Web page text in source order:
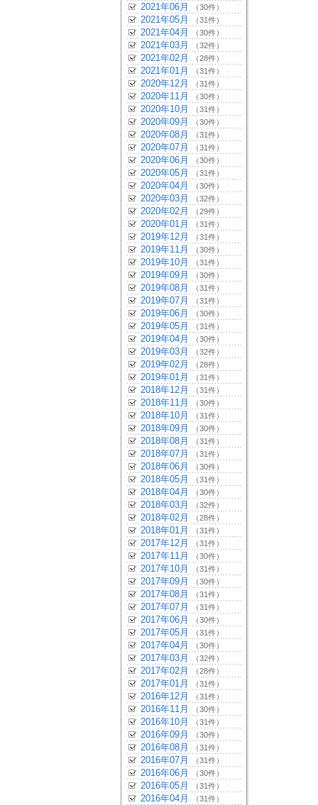
2021年06月 （30件）
2021年05月 （31件）
2021年04月 （30件）
2021年03月 （32件）
2021年02月 （28件）
2021年01月 （31件）
2020年12月 （31件）
2020年11月 （30件）
2020年10月 （31件）
2020年09月 （30件）
2020年08月 （31件）
2020年07月 （31件）
2020年06月 （30件）
2020年05月 （31件）
2020年04月 （30件）
2020年03月 （32件）
2020年02月 （29件）
2020年01月 （31件）
2019年12月 （31件）
2019年11月 （30件）
2019年10月 （31件）
2019年09月 （30件）
2019年08月 （31件）
2019年07月 （31件）
2019年06月 （30件）
2019年05月 （31件）
2019年04月 （30件）
2019年03月 （32件）
2019年02月 （28件）
2019年01月 （31件）
2018年12月 （31件）
2018年11月 （30件）
2018年10月 （31件）
2018年09月 （30件）
2018年08月 （31件）
2018年07月 （31件）
2018年06月 （30件）
2018年05月 （31件）
2018年04月 （30件）
2018年03月 （32件）
2018年02月 （28件）
2018年01月 （31件）
2017年12月 （31件）
2017年11月 （30件）
2017年10月 （31件）
2017年09月 （30件）
2017年08月 （31件）
2017年07月 （31件）
2017年06月 （30件）
2017年05月 （31件）
2017年04月 （30件）
2017年03月 （32件）
2017年02月 （28件）
2017年01月 （31件）
2016年12月 （31件）
2016年11月 （30件）
2016年10月 （31件）
2016年09月 （30件）
2016年08月 （31件）
2016年07月 （31件）
2016年06月 （30件）
2016年05月 （31件）
2016年04月 （31件）